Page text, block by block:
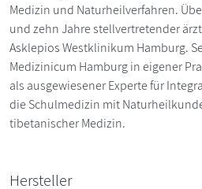
Medizin und Naturheilverfahren.
und zehn Jahre stellvertretender
Asklepios Westklinikum Hamburg.
Medizinicum Hamburg in eigener
als ausgewiesener Experte für
die Schulmedizin mit
tibetanischer Medizin.
Hersteller